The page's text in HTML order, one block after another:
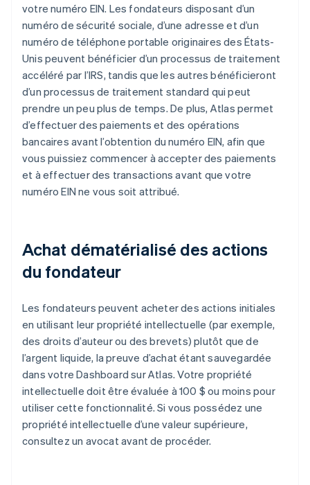
votre numéro EIN. Les fondateurs disposant d’un
numéro de sécurité sociale, d’une adresse et d’un
numéro de téléphone portable originaires des États-
Unis peuvent bénéficier d’un processus de traitement
accéléré par l’IRS, tandis que les autres bénéficieront
d’un processus de traitement standard qui peut
prendre un peu plus de temps. De plus, Atlas permet
d’effectuer des paiements et des opérations
bancaires avant l’obtention du numéro EIN, afin que
vous puissiez commencer à accepter des paiements
et à effectuer des transactions avant que votre
numéro EIN ne vous soit attribué.
Achat dématérialisé des actions
du fondateur
Les fondateurs peuvent acheter des actions initiales
en utilisant leur propriété intellectuelle (par exemple,
des droits d’auteur ou des brevets) plutôt que de
l’argent liquide, la preuve d’achat étant sauvegardée
dans votre Dashboard sur Atlas. Votre propriété
intellectuelle doit être évaluée à 100 $ ou moins pour
utiliser cette fonctionnalité. Si vous possédez une
propriété intellectuelle d’une valeur supérieure,
consultez un avocat avant de procéder.